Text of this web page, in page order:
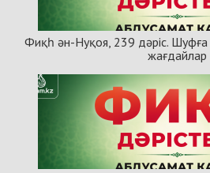
Фиқһ ән-Нуқоя, 239 дәріс.
жағдайлар